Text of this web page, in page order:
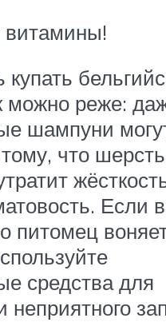
купать
можно реже:
шампуни
что шерсть
Если
питомец
средства для
неприятного